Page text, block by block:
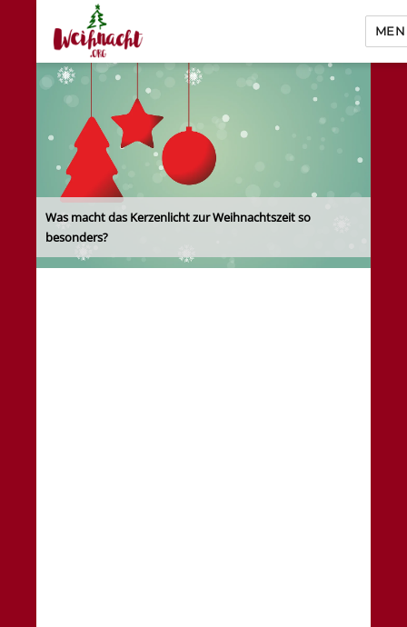
Weihnacht.org
Was macht das Kerzenlicht zur Weihnachtszeit so
besonders?